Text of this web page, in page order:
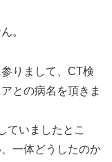
。
りまして、CT検
との病名を頂きま
ていましたとこ
一体どうしたのか